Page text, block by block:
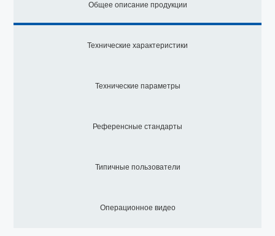
Общее описание продукции
Технические характеристики
Технические параметры
Референсные стандарты
Типичные пользователи
Операционное видео